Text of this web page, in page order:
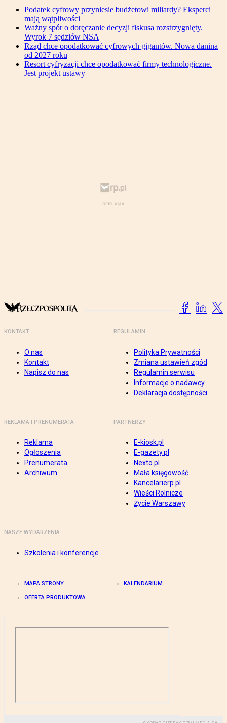
Podatek cyfrowy przyniesie budżetowi miliardy? Eksperci
mają wątpliwości
Ważny spór o doręczanie decyzji fiskusa rozstrzygnięty.
Wyrok 7 sędziów NSA
Rząd chce opodatkować cyfrowych gigantów. Nowa danina
od 2027 roku
Resort cyfryzacji chce opodatkować firmy technologiczne.
Jest projekt ustawy
KONTAKT
O nas
Kontakt
Napisz do nas
REGULAMIN
Polityka Prywatności
Zmiana ustawień zgód
Regulamin serwisu
Informacje o nadawcy
Deklaracja dostępności
REKLAMA I PRENUMERATA
Reklama
Ogłoszenia
Prenumerata
Archiwum
PARTNERZY
E-kiosk.pl
E-gazety.pl
Nexto.pl
Mała księgowość
Kancelarierp.pl
Wieści Rolnicze
Życie Warszawy
NASZE WYDARZENIA
Szkolenia i konferencje
MAPA STRONY KALENDARIUM
OFERTA PRODUKTOWA